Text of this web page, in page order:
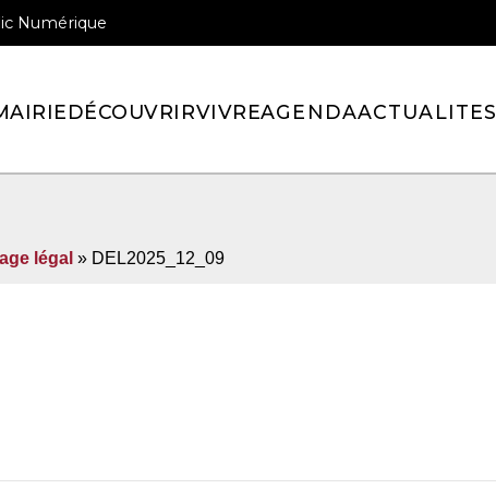
Numérique
DÉCOUVRIRVIVREAGENDAACTUALITES
légal » DEL2025_12_09